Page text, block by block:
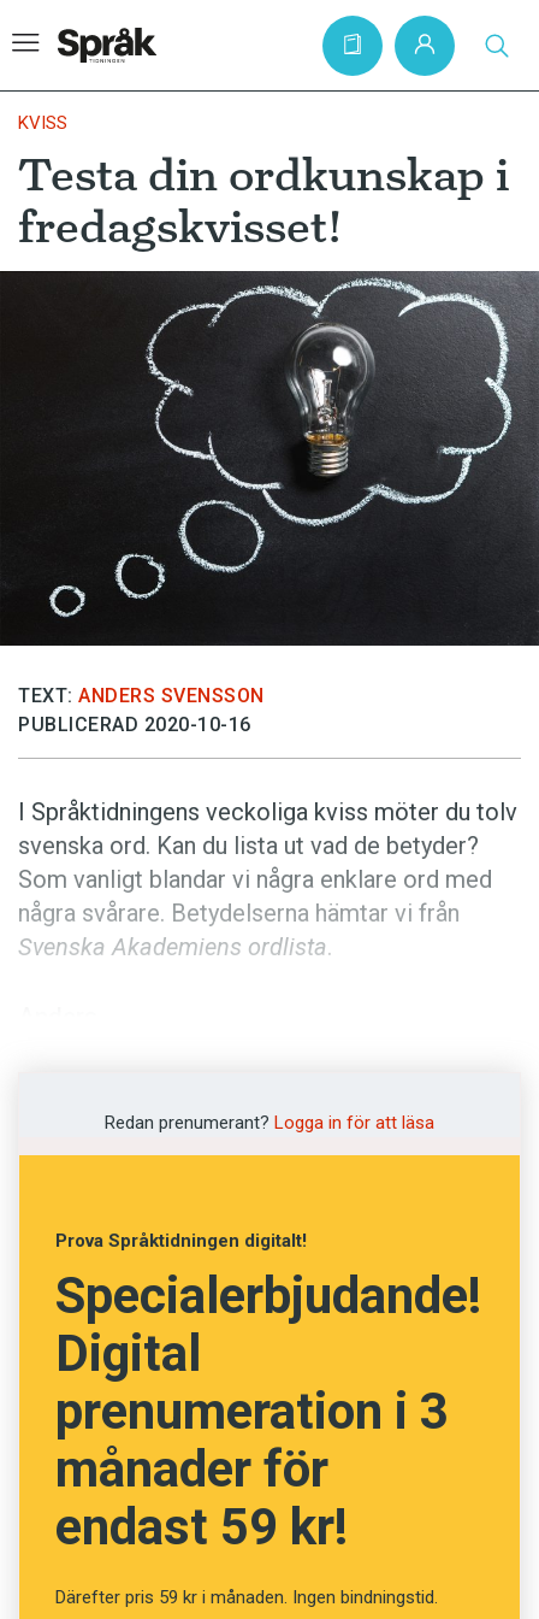
Hem
Artiklar
Språkfrågor
Bokrecensioner
Anmäl till språkpolisen
Föreslå nyord
Prenumerera
Läs Språktidningen digitalt
KVISS
Testa din ordkunskap i
fredagskvisset!
TEXT: ANDERS SVENSSON
PUBLICERAD 2020-10-16
I Språktidningens veckoliga kviss möter du tolv
svenska ord. Kan du lista ut vad de betyder?
Som vanligt blandar vi några enklare ord med
några svårare. Betydelserna hämtar vi från
Svenska Akademiens ordlista.
Prenumerera! Pröva 2 nummer av
Klarar du veckans ordprov?
(Kviss #212)
Fråga13av 24
Lydaktig
Redan prenumerant? Logga in för att läsa
Prova Språktidningen digitalt!
Specialerbjudande!
Digital
prenumeration i 3
månader för
endast 59 kr!
Därefter pris 59 kr i månaden. Ingen bindningstid.